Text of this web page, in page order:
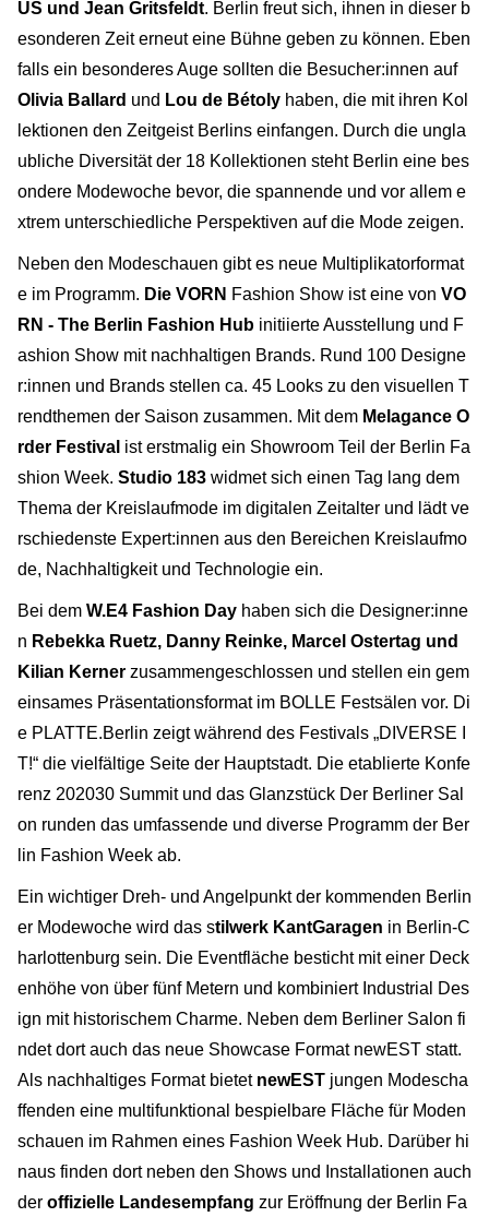
US und Jean Gritsfeldt. Berlin freut sich, ihnen in dieser b
esonderen Zeit erneut eine Bühne geben zu können. Eben
falls ein besonderes Auge sollten die Besucher:innen auf
Olivia Ballard und Lou de Bétoly haben, die mit ihren Kol
lektionen den Zeitgeist Berlins einfangen. Durch die ungla
ubliche Diversität der 18 Kollektionen steht Berlin eine bes
ondere Modewoche bevor, die spannende und vor allem e
xtrem unterschiedliche Perspektiven auf die Mode zeigen.
Neben den Modeschauen gibt es neue Multiplikatorformat
e im Programm. Die VORN Fashion Show ist eine von VO
RN - The Berlin Fashion Hub initiierte Ausstellung und F
ashion Show mit nachhaltigen Brands. Rund 100 Designe
r:innen und Brands stellen ca. 45 Looks zu den visuellen T
rendthemen der Saison zusammen. Mit dem Melagance O
rder Festival ist erstmalig ein Showroom Teil der Berlin Fa
shion Week. Studio 183 widmet sich einen Tag lang dem
Thema der Kreislaufmode im digitalen Zeitalter und lädt ve
rschiedenste Expert:innen aus den Bereichen Kreislaufmo
de, Nachhaltigkeit und Technologie ein.
Bei dem W.E4 Fashion Day haben sich die Designer:inne
n Rebekka Ruetz, Danny Reinke, Marcel Ostertag und
Kilian Kerner zusammengeschlossen und stellen ein gem
einsames Präsentationsformat im BOLLE Festsälen vor. Di
e PLATTE.Berlin zeigt während des Festivals „DIVERSE I
T!“ die vielfältige Seite der Hauptstadt. Die etablierte Konfe
renz 202030 Summit und das Glanzstück Der Berliner Sal
on runden das umfassende und diverse Programm der Ber
lin Fashion Week ab.
Ein wichtiger Dreh- und Angelpunkt der kommenden Berlin
er Modewoche wird das stilwerk KantGaragen in Berlin-C
harlottenburg sein. Die Eventfläche besticht mit einer Deck
enhöhe von über fünf Metern und kombiniert Industrial Des
ign mit historischem Charme. Neben dem Berliner Salon fi
ndet dort auch das neue Showcase Format newEST statt.
Als nachhaltiges Format bietetnewEST jungen Modescha
ffenden eine multifunktional bespielbare Fläche für Moden
schauen im Rahmen eines Fashion Week Hub. Darüber hi
naus finden dort neben den Shows und Installationen auch
der offizielle Landesempfang zur Eröffnung der Berlin Fa